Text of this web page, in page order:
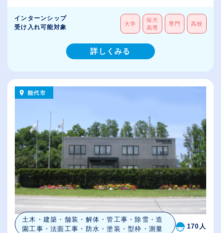
インターンシップ
受け入れ可能対象
大学
短大
高専
専門 高校
詳しくみる
能代市
土木・建築・舗装・解体・管工事・除雪・造
園工事・法面工事・防水・塗装・型枠・測量
170人